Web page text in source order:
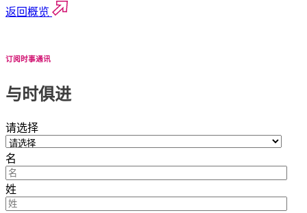
返回概览
订阅时事通讯
与时俱进
请选择
名
姓